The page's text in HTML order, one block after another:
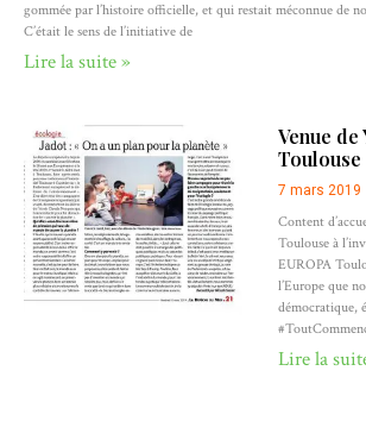
gommée par l’histoire officielle, et qui restait méconnue de
C’était le sens de l’initiative de
Lire la suite »
Venue de
Toulouse
7 mars 2019
Content
Toulouse à
EUROPA
l’Europe que
démocratique,
Lire la